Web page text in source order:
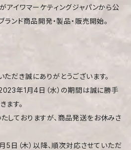
アイワマーケティングジャパンから公
ンド商品開発・製品・販売開始。
だき誠にありがとうございます。
年1月4日（水）の期間は誠に勝手
ます。
しておりますが、商品発送をお休みさ
5日（木）以降、順次対応させていただ